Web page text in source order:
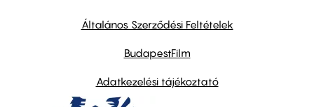
Általános Szerződési Feltételek
BudapestFilm
Adatkezelési tájékoztató